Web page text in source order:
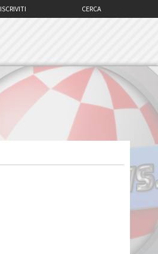
CERCA
ISCRIVITI